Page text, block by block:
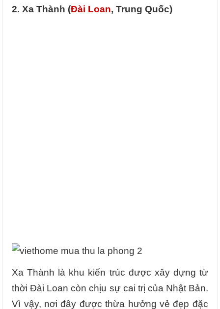
2. Xa Thành (Đài Loan, Trung Quốc)
Xa Thành là khu kiến trúc được xây dựng từ
thời Đài Loan còn chịu sự cai trị của Nhật Bản.
Vì vậy, nơi đây được thừa hưởng vẻ đẹp đặc